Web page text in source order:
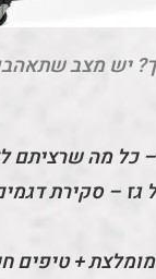
יש מצב
כל מה שרציתם
– סקירת
+ טיפים